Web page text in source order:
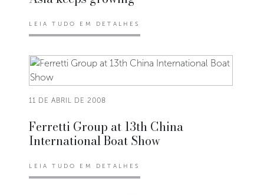
LEIA TUDO EM DETALHES
11 DE ABRIL DE 2008
Ferretti Group at 13th China
International Boat Show
LEIA TUDO EM DETALHES